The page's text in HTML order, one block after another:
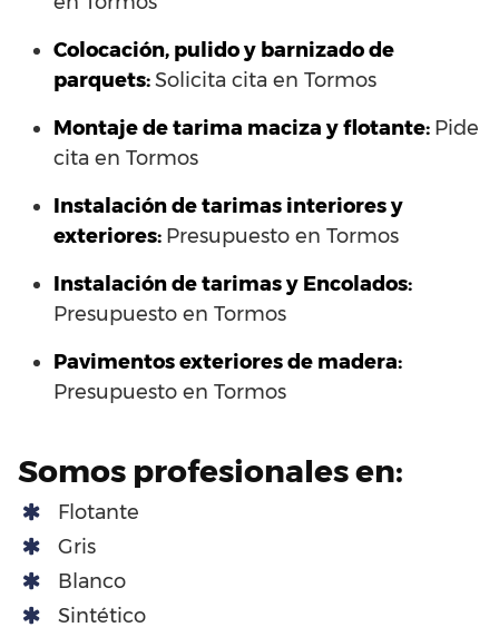
Colocación, pulido y barnizado de
parquets:Solicita cita en Tormos
Montaje de tarima maciza y flotante: Pide
cita en Tormos
Instalación de tarimas interiores y
exteriores: Presupuesto en Tormos
Instalación de tarimas y Encolados:
Presupuesto en Tormos
Pavimentos exteriores de madera:
Presupuesto en Tormos
Somos profesionales en:
Flotante
Gris
Blanco
Sintético